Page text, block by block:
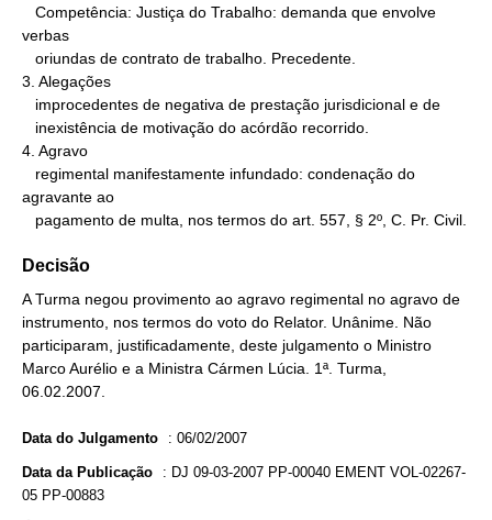
verbas
3. Alegações
4. Agravo
agravante ao
   pagamento de multa, nos termos do art. 557, § 2º, C. Pr. Civil.
Decisão
A Turma negou provimento ao agravo regimental no agravo de
instrumento, nos termos do voto do Relator. Unânime. Não
participaram, justificadamente, deste julgamento o Ministro
Marco Aurélio e a Ministra Cármen Lúcia. 1ª. Turma,
06.02.2007.
Data do Julgamento : 06/02/2007
Data da Publicação : DJ 09-03-2007 PP-00040 EMENT VOL-02267-
05 PP-00883